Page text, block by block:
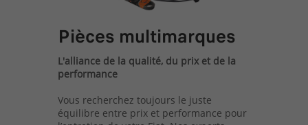
Pièces multimarques
L'alliance de la qualité, du prix et de la
performance
Vous recherchez toujours le juste
équilibre entre prix et performance pour